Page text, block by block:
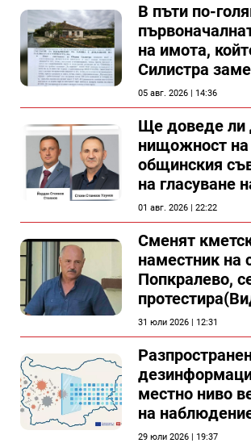
В пъти по-
на имота,
Силистра
спирка,
документи
05 авг. 2026 | 14:36
Ще доведе ли
нищожност
общинския
на гласуване
съветници в
01 авг. 2026 | 22:22
Сменят
наместник на
Попкралево,
31 юли 2026 | 12:31
местно ниво
на
проект
29 юли 2026 | 19:37